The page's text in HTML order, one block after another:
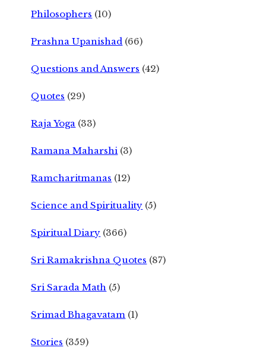
Philosophers (10)
Prashna Upanishad (66)
Questions and Answers (42)
Quotes (29)
Raja Yoga (33)
Ramana Maharshi (3)
Ramcharitmanas (12)
Science and Spirituality (5)
Spiritual Diary (366)
Sri Ramakrishna Quotes (87)
Sri Sarada Math (5)
Srimad Bhagavatam (1)
Stories (359)